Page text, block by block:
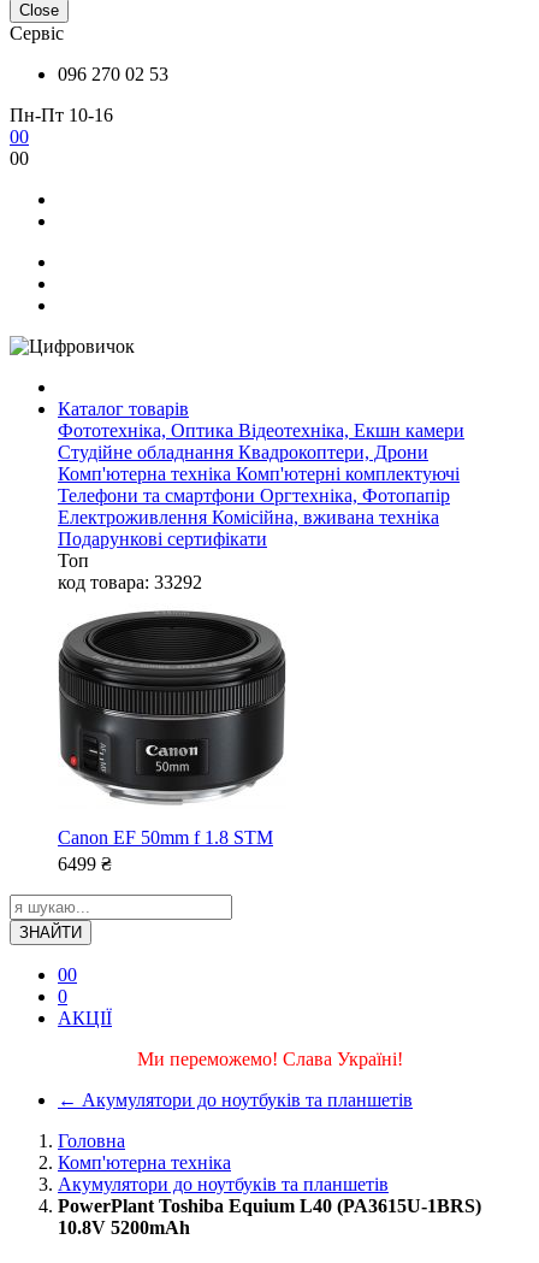
Close
Сервіс
096 270 02 53
Пн-Пт 10-16
00
00
Каталог товарів
Фототехніка, Оптика Відеотехніка, Екшн камери
Студійне обладнання Квадрокоптери, Дрони
Комп'ютерна техніка Комп'ютерні комплектуючі
Телефони та смартфони Оргтехніка, Фотопапір
Електроживлення Комісійна, вживана техніка
Подарункові сертифікати
Топ
код товара: 33292
Canon EF 50mm f 1.8 STM
6499 ₴
ЗНАЙТИ
00
0
АКЦІЇ
Ми переможемо! Слава Україні!
← Акумулятори до ноутбуків та планшетів
Головна
Комп'ютерна техніка
Акумулятори до ноутбуків та планшетів
PowerPlant Toshiba Equium L40 (PA3615U-1BRS)
10.8V 5200mAh